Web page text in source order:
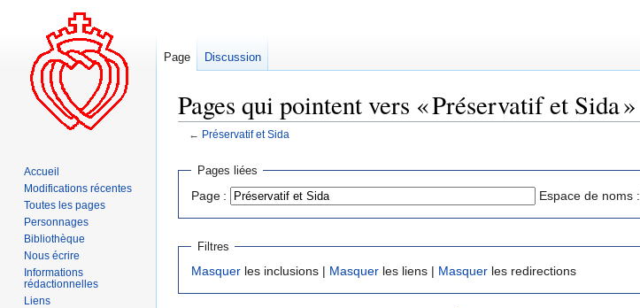
Pages qui pointent vers « Préservatif et Sida »
← Préservatif et Sida
Aller
navigation
Aller
recherche
Pages liées
Page : Espace de noms :
Filtres
Masquer les inclusions | Masquer les liens | Masquer les redirections
Page Discussion
Accueil
Modifications récentes
Toutes les pages
Personnages
Bibliothèque
Nous écrire
Informations
rédactionnelles
Liens